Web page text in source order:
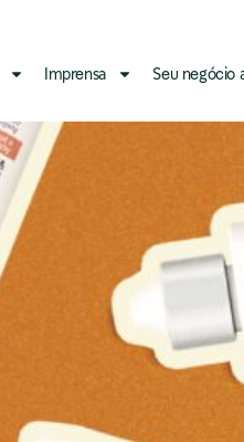
Imprensa Seu negócio